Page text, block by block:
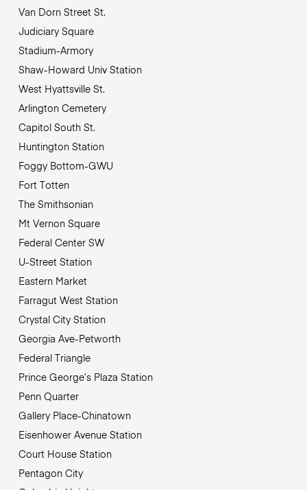
Van Dorn Street St.
Judiciary Square
Stadium-Armory
Shaw-Howard Univ Station
West Hyattsville St.
Arlington Cemetery
Capitol South St.
Huntington Station
Foggy Bottom-GWU
Fort Totten
The Smithsonian
Mt Vernon Square
Federal Center SW
U-Street Station
Eastern Market
Farragut West Station
Crystal City Station
Georgia Ave-Petworth
Federal Triangle
Prince George’s Plaza Station
Penn Quarter
Gallery Place-Chinatown
Eisenhower Avenue Station
Court House Station
Pentagon City